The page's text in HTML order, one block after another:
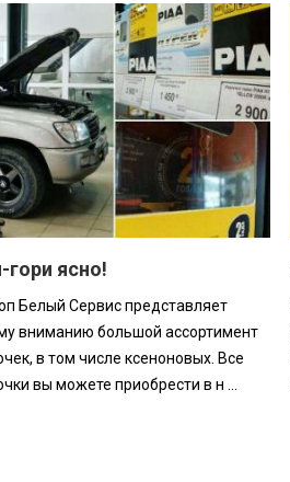
гори ясно!
Белый Сервис представляет
вниманию большой ассортимент
в том числе ксеноновых. Все
вы можете приобрести в н ...